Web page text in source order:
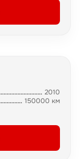
2010
150000 км